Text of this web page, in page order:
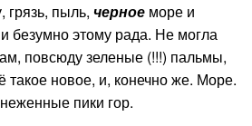
грязь, пыль, черное море и
безумно этому рада. Не могла
повсюду зеленые (!!!) пальмы,
такое новое, и, конечно же. Море.
пики гор.